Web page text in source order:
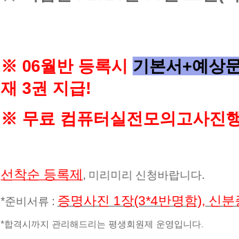
※ 06월반 등록시 기본서+예상
재 3권 지급!
※ 무료 컴퓨터실전모의고사진
선착순 등록제 , 미리미리 신청바랍니다.
*준비서류 : 증명사진 1장(3*4반명함), 신분
*합격시까지 관리해드리는 평생회원제 운영입니다.